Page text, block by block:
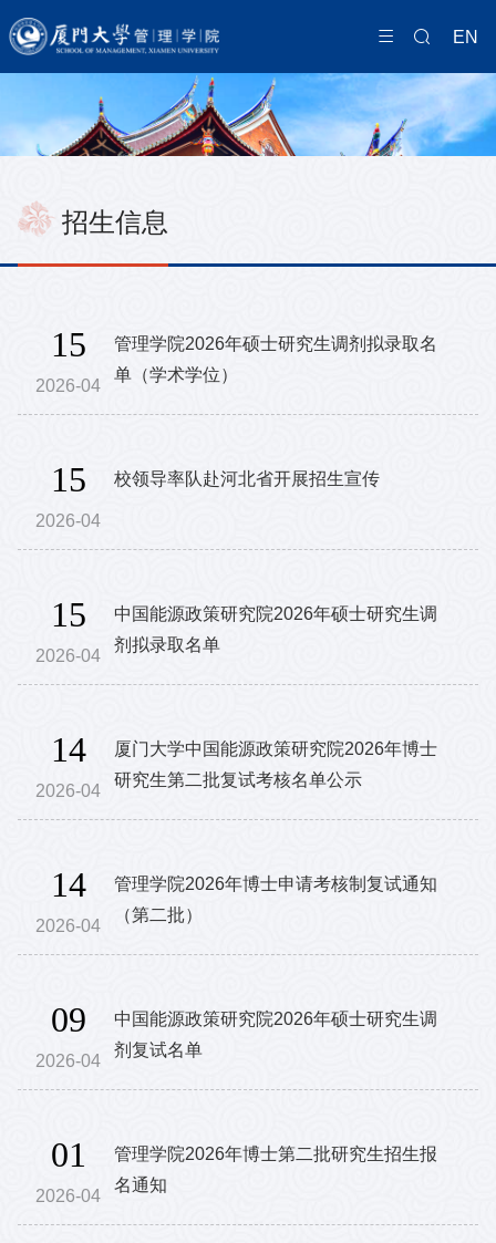
EN
招生信息
15
2026-04
管理学院2026年硕士研究生调剂拟录取名
单（学术学位）
15
2026-04
校领导率队赴河北省开展招生宣传
15
2026-04
中国能源政策研究院2026年硕士研究生调
剂拟录取名单
14
2026-04
厦门大学中国能源政策研究院2026年博士
研究生第二批复试考核名单公示
14
2026-04
管理学院2026年博士申请考核制复试通知
（第二批）
09
2026-04
中国能源政策研究院2026年硕士研究生调
剂复试名单
01
2026-04
管理学院2026年博士第二批研究生招生报
名通知